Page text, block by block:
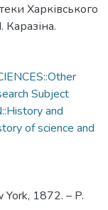
Харківського
Каразіна.
Subject
and
of science and
1872. – P.